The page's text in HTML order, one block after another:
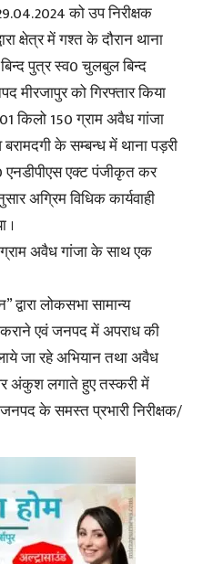
को उप निरीक्षक
क्षेत्र में गश्त के दौरान थाना
पुत्र स्व0 चुलबुल बिन्द
मीरजापुर को गिरफ्तार किया
किलो 150 ग्राम अवैध गांजा
बरामदगी के सम्बन्ध में थाना पड़री
एक्ट पंजीकृत कर
अग्रिम विधिक कार्यवाही
।
ग्राम अवैध गांजा के साथ एक
लोकसभा सामान्य
एवं जनपद में अपराध की
जा रहे अभियान तथा अवैध
अंकुश लगाते हुए तस्करी में
के समस्त प्रभारी निरीक्षक/